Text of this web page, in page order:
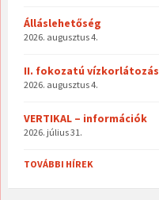
Álláslehetőség
2026. augusztus 4.
II. fokozatú vízkorlátozás
2026. augusztus 4.
VERTIKAL – információk
2026. július 31.
TOVÁBBI HÍREK